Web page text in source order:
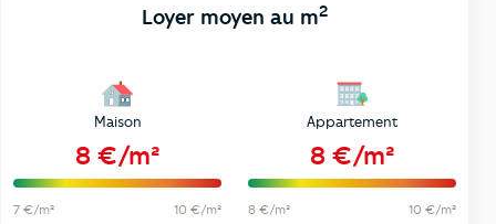
Loyer moyen au m2
Maison
8 €/m²
7 €/m² 10 €/m²
Appartement
8 €/m²
8 €/m² 10 €/m²